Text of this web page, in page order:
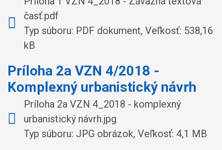
časť.pdf
Typ súboru: PDF dokument, Veľkosť: 538,16
kB
Príloha 2a VZN 4/2018 -
Komplexný urbanistický návrh
Príloha 2a VZN 4_2018 - komplexný
urbanistický návrh.jpg
Typ súboru: JPG obrázok, Veľkosť: 4,1 MB